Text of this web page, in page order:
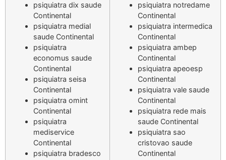
psiquiatra dix saude
Continental
psiquiatra medial
saude Continental
psiquiatra
economus saude
Continental
psiquiatra seisa
Continental
psiquiatra omint
Continental
psiquiatra
mediservice
Continental
psiquiatra bradesco
psiquiatra notredame
Continental
psiquiatra intermedica
Continental
psiquiatra ambep
Continental
psiquiatra apeoesp
Continental
psiquiatra vale saude
Continental
psiquiatra rede mais
saude Continental
psiquiatra sao
cristovao saude
Continental